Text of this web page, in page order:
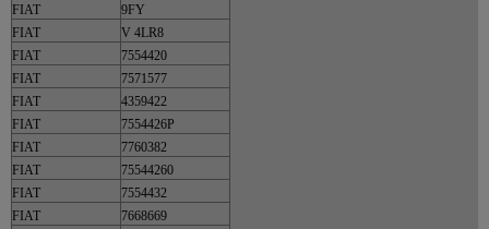
FIAT
9FY
FIAT
V 4LR8
FIAT
7554420
FIAT
7571577
FIAT
4359422
FIAT
7554426P
FIAT
7760382
FIAT
75544260
FIAT
7554432
FIAT
7668669